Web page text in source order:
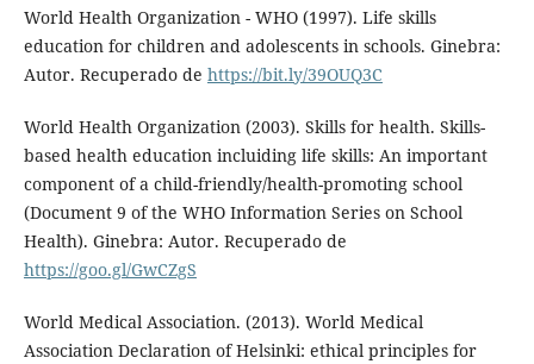
World Health Organization - WHO (1997). Life skills
education for children and adolescents in schools. Ginebra:
Autor. Recuperado de https://bit.ly/39OUQ3C
World Health Organization (2003). Skills for health. Skills-
based health education incluiding life skills: An important
component of a child-friendly/health-promoting school
(Document 9 of the WHO Information Series on School
Health). Ginebra: Autor. Recuperado de
https://goo.gl/GwCZgS
World Medical Association. (2013). World Medical
Association Declaration of Helsinki: ethical principles for